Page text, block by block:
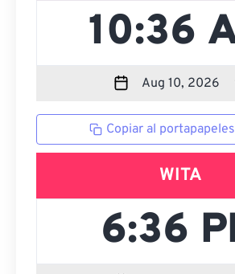
Copiar al portapapeles
WITA